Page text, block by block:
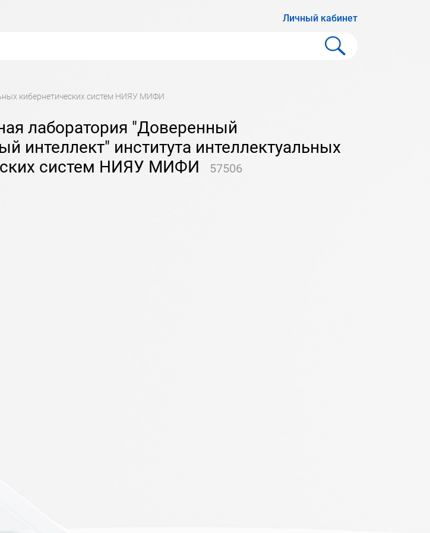
Личный кабинет
кибернетических систем НИЯУ МИФИ
интеллект" института интеллектуальных
систем НИЯУ МИФИ
57506